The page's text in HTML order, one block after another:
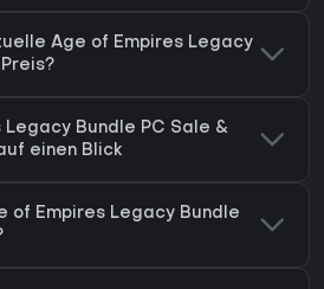
Age of Empires Legacy
Legacy Bundle PC Sale &
einen Blick
of Empires Legacy Bundle